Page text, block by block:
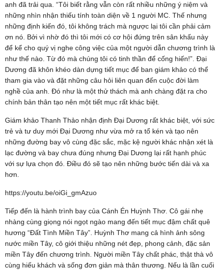
anh đã trải qua. “Tôi biết rằng vẫn còn rất nhiều những ý niệm và
những nhìn nhận thiếu tính toàn diện về 1 người MC. Thế nhưng
những định kiến đó, tôi không trách mà ngược lại tôi cần phải cảm
ơn nó. Bởi vì nhờ đó thì tôi mới có cơ hội đứng trên sân khấu này
để kể cho quý vị nghe công việc của một người dẫn chương trình là
như thế nào. Từ đó mà chúng tôi có tinh thần để cống hiến!”. Đại
Dương đã khôn khéo dàn dựng tiết mục để ban giám khảo có thể
tham gia vào và đặt những câu hỏi liên quan đến cuộc đời làm
nghề của anh. Đó như là một thử thách mà anh chàng đặt ra cho
chính bản thân tạo nên một tiết mục rất khác biệt.
Giám khảo Thanh Thảo nhận định Đại Dương rất khác biệt, với sức
trẻ và tư duy mới Đại Dương như vừa mở ra tổ kén và tạo nên
những đường bay vô cùng đặc sắc, mặc kệ người khác nhận xét là
lạc đường và bay chưa đúng nhưng Đại Dương lại rất hạnh phúc
với sự lựa chọn đó. Điều đó sẽ tạo nên những bước tiến dài và xa
hơn.
https://youtu.be/oiGi_gmAzuo
Tiếp đến là hành trình bay của Cánh Én Huỳnh Thơ. Cô gái nhẹ
nhàng cùng giọng nói ngọt ngào mang đến tiết mục đậm chất quê
hương “Đất Tình Miền Tây”. Huỳnh Thơ mang cả hình ảnh sông
nước miền Tây, cô giới thiệu những nét đẹp, phong cảnh, đặc sản
miền Tây đến chương trình. Người miền Tây chất phác, thật thà vô
cùng hiếu khách và sống đơn giản mà thân thương. Nếu là lần cuối